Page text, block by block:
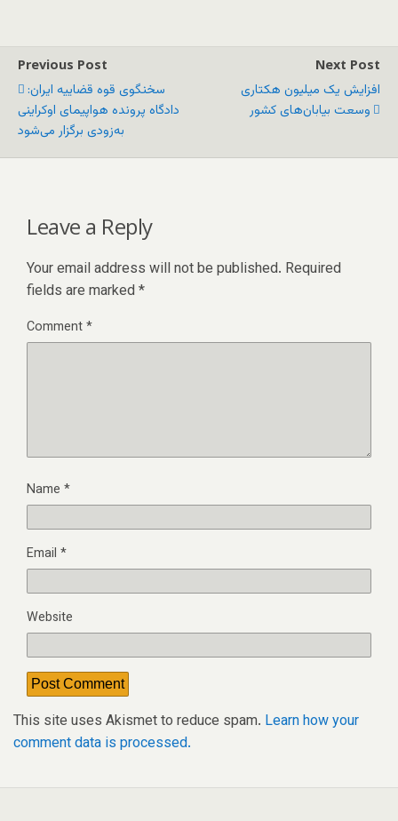
Previous Post
سخنگوی قوه قضاییه ایران:
دادگاه پرونده هواپیمای اوکراینی
به‌زودی برگزار می‌شود
Next Post
افزایش یک میلیون هکتاری
وسعت بیابان‌های کشور
Leave a Reply
Your email address will not be published. Required
fields are marked *
Comment*
Name *
Email *
Website
This site uses Akismet to reduce spam. Learn how your
comment data is processed.